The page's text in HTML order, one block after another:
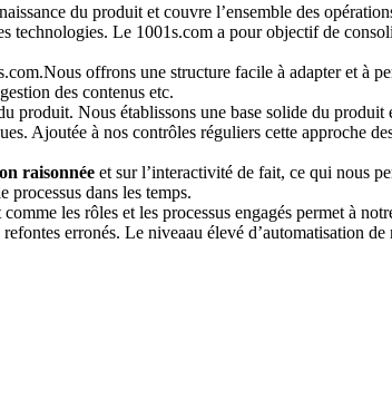
du produit et couvre l’ensemble des
technologies. Le 1001s.com a pour objectif de
offrons une structure facile à adapter et à
des contenus etc.
produit. Nous établissons une base solide du produit
Ajoutée à nos contrôles réguliers cette approche
raisonnée et sur l’interactivité de fait, ce qui nous
dans les temps.
les rôles et les processus engagés permet à
erronés. Le niveaau élevé d’automatisation